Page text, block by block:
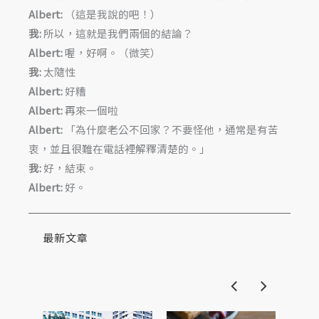
Albert:
（這是我說的吧！）
我:所以，這就是我們兩個的結論？
Albert:喔，好啊。（微笑）
我:太隨性
Albert:好糟
Albert:再來一個啦
Albert:
「為什麼老公不回家？不要怪他，通常是有苦
衷，並且很難在電話裡解釋清楚的。」
我:好，結束。
Albert:好。
最新文章